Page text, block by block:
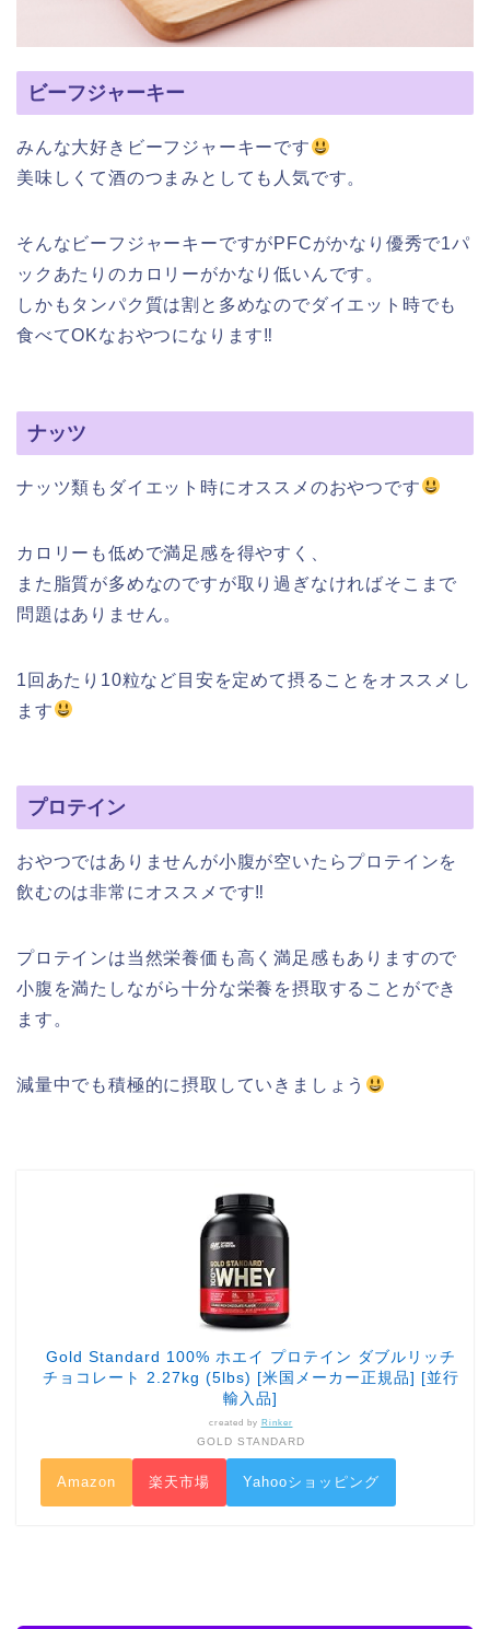
ビーフジャーキー
みんな大好きビーフジャーキーです
美味しくて酒のつまみとしても人気です。
そんなビーフジャーキーですがPFCがかなり優秀で1パ
ックあたりのカロリーがかなり低いんです。
しかもタンパク質は割と多めなのでダイエット時でも
食べてOKなおやつになります‼︎
ナッツ
ナッツ類もダイエット時にオススメのおやつです
カロリーも低めで満足感を得やすく、
また脂質が多めなのですが取り過ぎなければそこまで
問題はありません。
1回あたり10粒など目安を定めて摂ることをオススメし
ます
プロテイン
おやつではありませんが小腹が空いたらプロテインを
飲むのは非常にオススメです‼︎
プロテインは当然栄養価も高く満足感もありますので
小腹を満たしながら十分な栄養を摂取することができ
ます。
減量中でも積極的に摂取していきましょう
Gold Standard 100% ホエイ プロテイン ダブルリッチ
チョコレート 2.27kg (5lbs) [米国メーカー正規品] [並行
輸入品]
created by Rinker
GOLD STANDARD
Amazon 楽天市場 Yahooショッピング